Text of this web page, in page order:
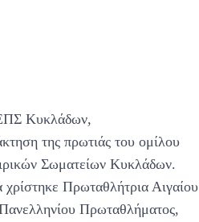
Κυκλάδων,
της πρωτιάς του ομίλου
Σωματείων Κυκλάδων.
Πρωταθλήτρια Αιγαίου
Πρωταθλήματος,